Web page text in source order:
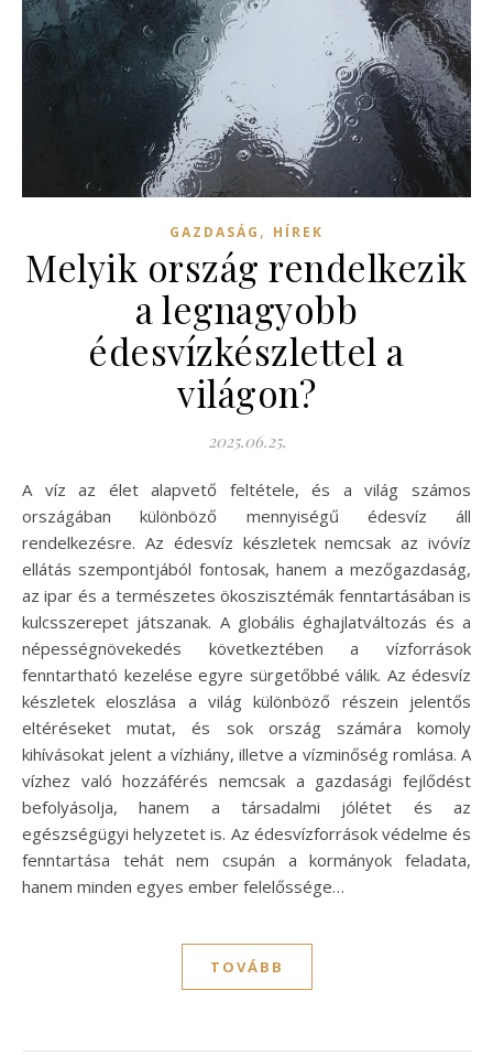
GAZDASÁG , HÍREK
Melyik ország rendelkezik
a legnagyobb
édesvízkészlettel a
világon?
2025.06.25.
A víz az élet alapvető feltétele, és a világ számos
országában különböző mennyiségű édesvíz áll
rendelkezésre. Az édesvíz készletek nemcsak az ivóvíz
ellátás szempontjából fontosak, hanem a mezőgazdaság,
az ipar és a természetes ökoszisztémák fenntartásában is
kulcsszerepet játszanak. A globális éghajlatváltozás és a
népességnövekedés következtében a vízforrások
fenntartható kezelése egyre sürgetőbbé válik. Az édesvíz
készletek eloszlása a világ különböző részein jelentős
eltéréseket mutat, és sok ország számára komoly
kihívásokat jelent a vízhiány, illetve a vízminőség romlása. A
vízhez való hozzáférés nemcsak a gazdasági fejlődést
befolyásolja, hanem a társadalmi jólétet és az
egészségügyi helyzetet is. Az édesvízforrások védelme és
fenntartása tehát nem csupán a kormányok feladata,
hanem minden egyes ember felelőssége…
TOVÁBB